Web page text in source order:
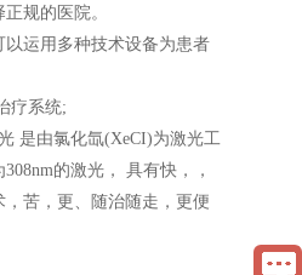
规的医院。
运用多种技术设备为患者
疗系统;
是由氯化氙(XeCI)为激光工
的激光， 具有快，，
苦，更、随治随走，更便